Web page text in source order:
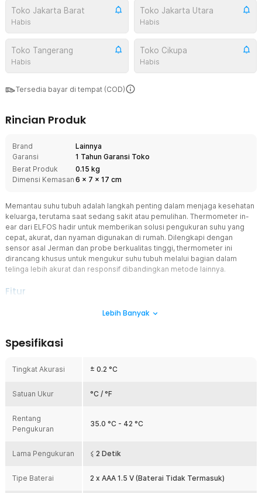
Toko Jakarta Barat
Habis
Toko Jakarta Utara
Habis
Toko Tangerang
Habis
Toko Cikupa
Habis
Tersedia bayar di tempat (COD)
Rincian Produk
Brand
Lainnya
Garansi
1 Tahun Garansi Toko
Berat Produk
0.15 kg
Dimensi Kemasan 6 x 7 x 17 cm
Memantau suhu tubuh adalah langkah penting dalam menjaga kesehatan
keluarga, terutama saat sedang sakit atau pemulihan. Thermometer in-
ear dari ELFOS hadir untuk memberikan solusi pengukuran suhu yang
cepat, akurat, dan nyaman digunakan di rumah. Dilengkapi dengan
sensor asal Jerman dan probe berkualitas tinggi, thermometer ini
dirancang khusus untuk mengukur suhu tubuh melalui bagian dalam
telinga lebih akurat dan responsif dibandingkan metode lainnya.
Fitur
detik. Cocok digunakan untuk anak-anak maupun dewasa, karena
suhu tubuh inti paling akurat.
Didukung sensor buatan Jerman dan probe berkualitas tinggi,
dipercaya. Sangat membantu saat Anda perlu mengambil
keputusan cepat untuk penanganan medis awal atau pemantauan
rutin.
Informasi pada Layar LCD
melihat hasil pengukuran, status baterai, mode pengukuran, satuan
suhu, dan indikator memori dengan jelas. Ideal untuk digunakan
Lebih Banyak
Spesifikasi
Tingkat Akurasi ± 0.2 °C
Satuan Ukur °C / °F
Rentang
Pengukuran
35.0 °C - 42 °C
Lama Pengukuran ⩽ 2 Detik
Tipe Baterai 2 x AAA 1.5 V (Baterai Tidak Termasuk)